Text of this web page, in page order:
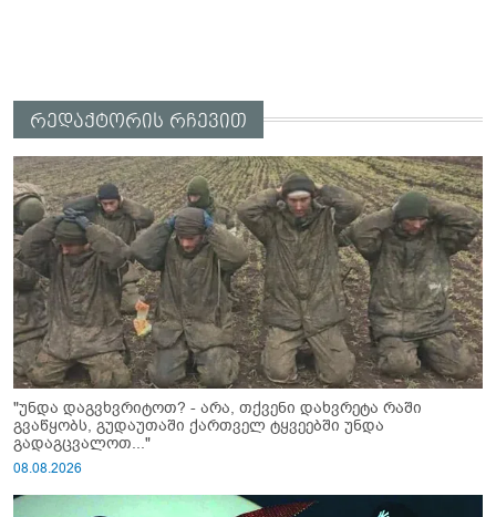
რედაქტორის რჩევით
"უნდა დაგვხვრიტოთ? - არა, თქვენი დახვრეტა რაში
გვაწყობს, გუდაუთაში ქართველ ტყვეებში უნდა
გადაგცვალოთ..."
08.08.2026